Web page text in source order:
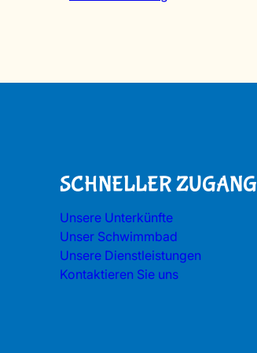
SCHNELLER ZUGANG
Unsere Unterkünfte
Unser Schwimmbad
Unsere Dienstleistungen
Kontaktieren Sie uns